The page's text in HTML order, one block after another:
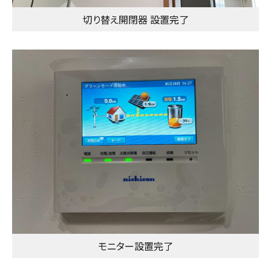
切り替え開閉器 設置完了
モニター設置完了